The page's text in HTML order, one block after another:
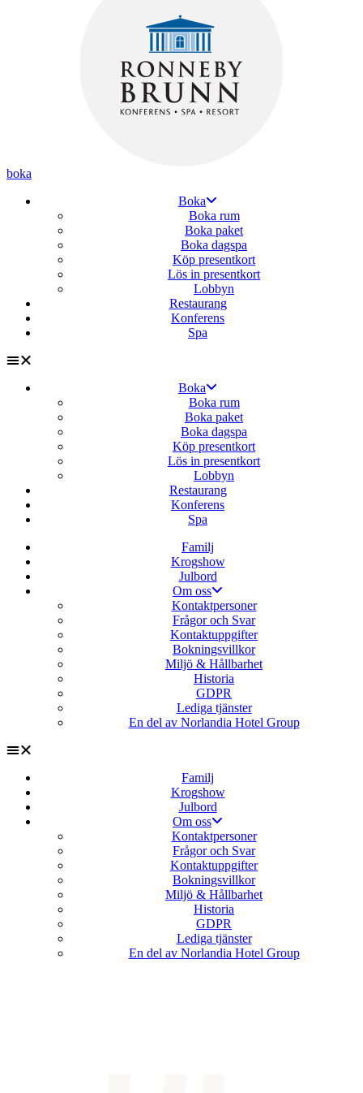
boka
Boka
Boka rum
Boka paket
Boka dagspa
Köp presentkort
Lös in presentkort
Lobbyn
Restaurang
Konferens
Spa
Boka
Boka rum
Boka paket
Boka dagspa
Köp presentkort
Lös in presentkort
Lobbyn
Restaurang
Konferens
Spa
Familj
Krogshow
Julbord
Om oss
Kontaktpersoner
Frågor och Svar
Kontaktuppgifter
Bokningsvillkor
Miljö & Hållbarhet
Historia
GDPR
Lediga tjänster
En del av Norlandia Hotel Group
Familj
Krogshow
Julbord
Om oss
Kontaktpersoner
Frågor och Svar
Kontaktuppgifter
Bokningsvillkor
Miljö & Hållbarhet
Historia
GDPR
Lediga tjänster
En del av Norlandia Hotel Group